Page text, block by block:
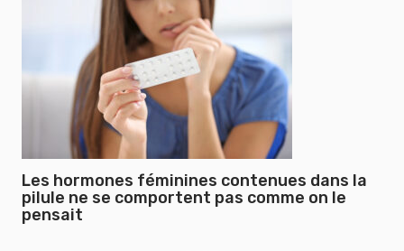
Les hormones féminines contenues dans la
pilule ne se comportent pas comme on le
pensait